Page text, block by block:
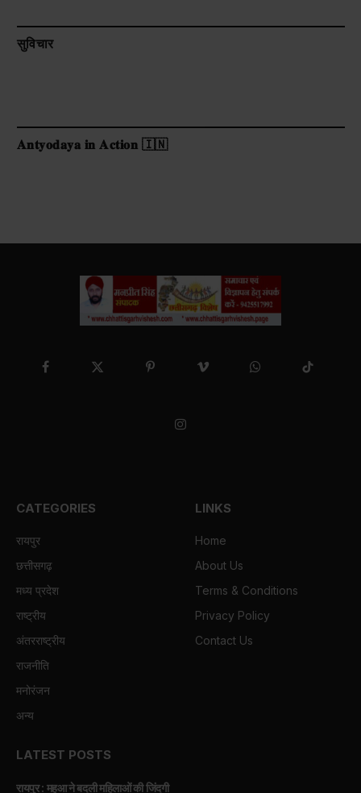
सुविचार
𝐀𝐧𝐭𝐲𝐨𝐝𝐚𝐲𝐚 𝐢𝐧 𝐀𝐜𝐭𝐢𝐨𝐧 🇮🇳
FacebookX
Pinterest Vimeo WhatsAppTikTok
Instagram
CATEGORIES
रायपुर
छत्तीसगढ़
मध्य प्रदेश
राष्ट्रीय
अंतरराष्ट्रीय
राजनीति
मनोरंजन
अन्य
LINKS
Home
About Us
Terms & Conditions
Privacy Policy
Contact Us
LATEST POSTS
रायपुर : महुआ ने बदली महिलाओं की जिंदगी